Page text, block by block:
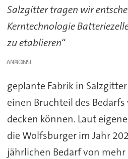
Salzgitter tragen wir
Kerntechnologie
zu etablieren“
ANZEIGE
geplante Fabrik in
einen Bruchteil des
decken können. Laut
die Wolfsburger im Jahr
jährlichen Bedarf von mehr